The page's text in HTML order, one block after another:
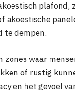
plafond,
akoestische
te dempen.
zones waar
of rustig
en het gevoel